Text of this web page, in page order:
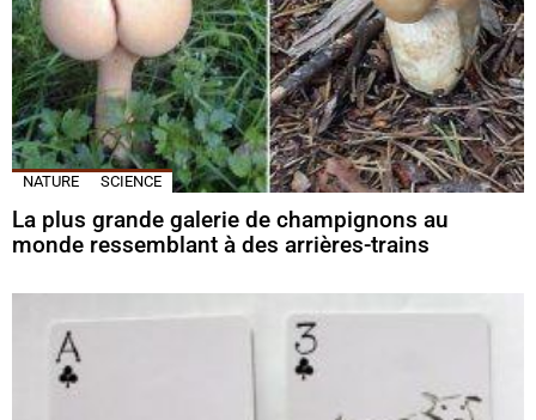
NATURE SCIENCE
La plus grande galerie de champignons au
monde ressemblant à des arrières-trains